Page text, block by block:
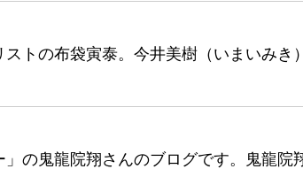
トの布袋寅泰。今井美樹（いまいみ
の鬼龍院翔さんのブログです。鬼龍院